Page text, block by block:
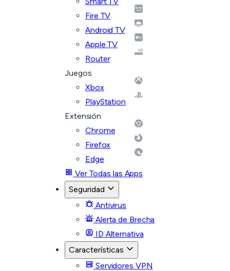
Fire TV
Android TV
Apple TV
Router
Juegos
Xbox
PlayStation
Extensión
Chrome
Firefox
Edge
Ver Todas las Apps
Seguridad
Antivirus
Alerta de Brecha
ID Alternativa
Características
Servidores VPN